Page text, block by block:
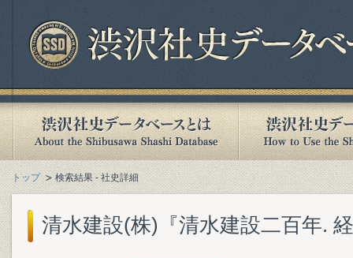
トップ 検索結果 - 社史詳細
清水建設(株)『清水建設二百年.